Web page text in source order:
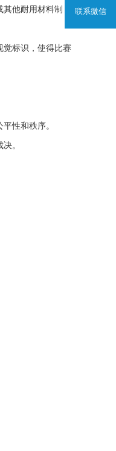
他耐用材料制
觉标识，使得比赛
性和秩序。
。
联系微信